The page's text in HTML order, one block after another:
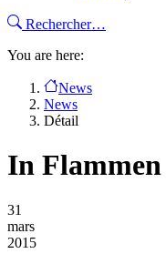
Rechercher…
You are here:
News
News
Détail
In Flammen
31
mars
2015